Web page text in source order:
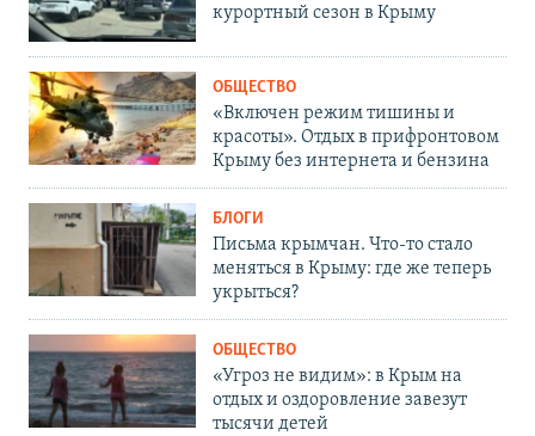
курортный сезон в Крыму
ОБЩЕСТВО
«Включен режим тишины и
красоты». Отдых в прифронтовом
Крыму без интернета и бензина
БЛОГИ
Письма крымчан. Что-то стало
меняться в Крыму: где же теперь
укрыться?
ОБЩЕСТВО
«Угроз не видим»: в Крым на
отдых и оздоровление завезут
тысячи детей